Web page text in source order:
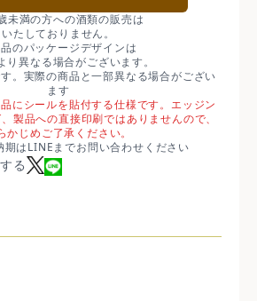
未満の方への酒類の販売は
いたしておりません。
のパッケージデザインは
り異なる場合がございます。
。実際の商品と一部異なる場合がござい
ます
にシールを貼付する仕様です。エッジン
製品への直接印刷ではありませんので、
かじめご了承ください。
はLINEまでお問い合わせください
る